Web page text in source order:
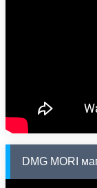
DMG MORI